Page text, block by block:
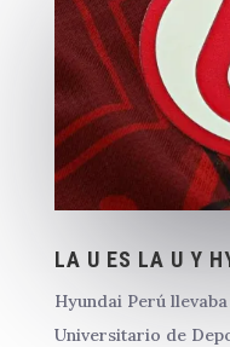
LA U ES LA U Y
Hyundai Perú
Universitario de